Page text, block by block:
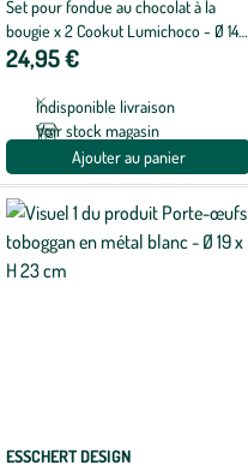
Set pour fondue au chocolat à la
bougie x 2 Cookut Lumichoco - Ø 14 x
H 10
24,95 €
Indisponible livraison
Voir stock magasin
Ajouter au panier
ESSCHERT DESIGN